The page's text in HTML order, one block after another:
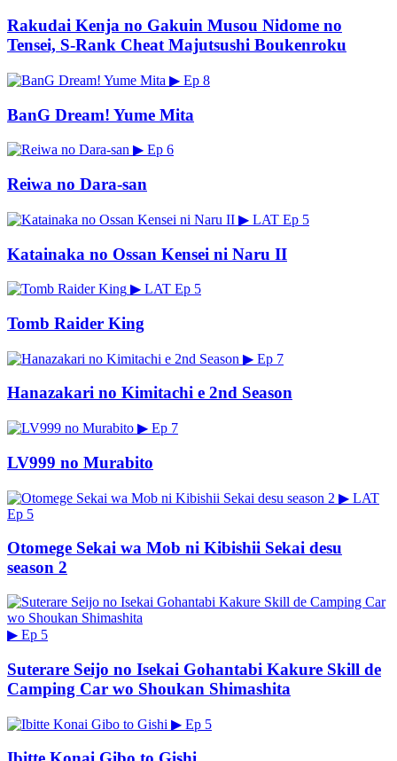
Rakudai Kenja no Gakuin Musou Nidome no
Tensei, S-Rank Cheat Majutsushi Boukenroku
▶ Ep 8
BanG Dream! Yume Mita
▶ Ep 6
Reiwa no Dara-san
▶ LAT Ep 5
Katainaka no Ossan Kensei ni Naru II
▶ LAT Ep 5
Tomb Raider King
▶ Ep 7
Hanazakari no Kimitachi e 2nd Season
▶ Ep 7
LV999 no Murabito
▶ LAT
Ep 5
Otomege Sekai wa Mob ni Kibishii Sekai desu
season 2
▶ Ep 5
Suterare Seijo no Isekai Gohantabi Kakure Skill de
Camping Car wo Shoukan Shimashita
▶ Ep 5